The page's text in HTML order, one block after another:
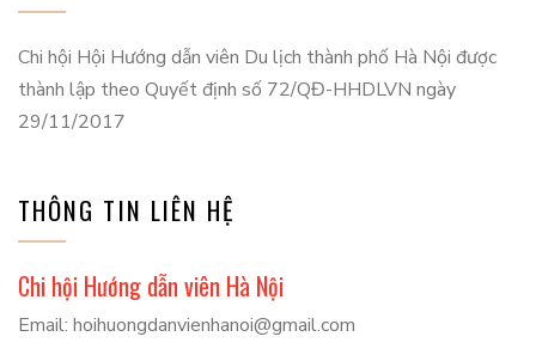
Chi hội Hội Hướng dẫn viên Du lịch thành phố Hà Nội được
thành lập theo Quyết định số 72/QĐ-HHDLVN ngày
29/11/2017
THÔNG TIN LIÊN HỆ
Chi hội Hướng dẫn viên Hà Nội
Email: hoihuongdanvienhanoi@gmail.com